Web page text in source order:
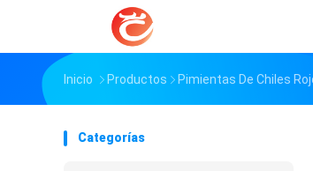
Inicio Productos Pimientas De Chiles
Categorías